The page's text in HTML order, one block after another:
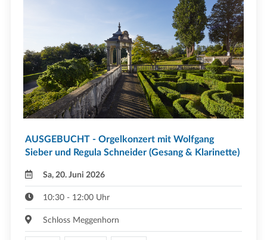
AUSGEBUCHT - Orgelkonzert mit Wolfgang
Sieber und Regula Schneider (Gesang & Klarinette)
Sa, 20. Juni 2026
10:30 - 12:00 Uhr
Schloss Meggenhorn